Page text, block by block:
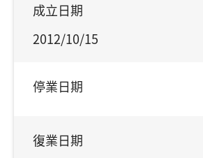
成立日期
2012/10/15
停業日期
復業日期